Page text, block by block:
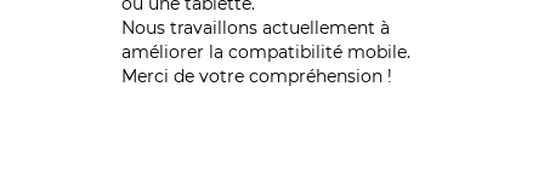
Nous travaillons actuellement à
améliorer la compatibilité mobile.
Merci de votre compréhension !